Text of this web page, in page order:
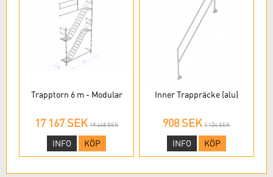
Trapptorn 6 m - Modular
17 167 SEK 19 448 SEK
INFO KÖP
Inner Trappräcke (alu)
908 SEK 1 134 SEK
INFO KÖP